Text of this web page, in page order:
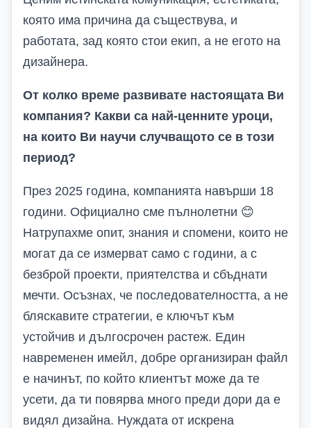
която има причина да съществува, и
работата, зад която стои екип, а не егото на
дизайнера.
От колко време развивате настоящата Ви
компания? Какви са най-ценните уроци,
на които Ви научи случващото се в този
период?
През 2025 година, компанията навърши 18
години. Официално сме пълнолетни 😊
Натрупахме опит, знания и спомени, които не
могат да се измерват само с години, а с
безброй проекти, приятелства и сбъднати
мечти. Осъзнах, че последователността, а не
бляскавите стратегии, е ключът към
устойчив и дългосрочен растеж. Един
навременен имейл, добре организиран файл
е начинът, по който клиентът може да те
усети, да ти повярва много преди дори да е
видял дизайна. Нуждата от искрена